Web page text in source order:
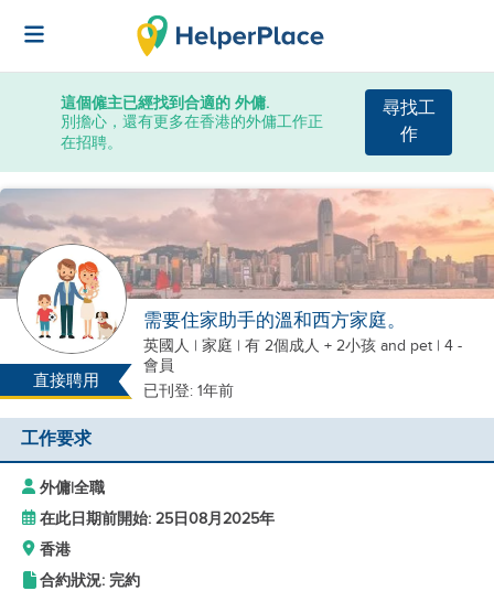
這個僱主已經找到合適的 外傭.
別擔心，還有更多在香港的外傭工作正
在招聘。
尋找工
作
直接聘用
需要住家助手的溫和西方家庭。
英國人 | 家庭 | 有 2個成人 + 2小孩 and pet | 4 -
會員
已刊登: 1年前
工作要求
外傭|全職
在此日期前開始: 25日08月2025年
香港
合約狀況: 完約